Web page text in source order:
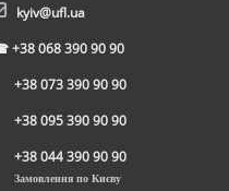
kyiv@ufl.ua
+38 068 390 90 90
+38 073 390 90 90
+38 095 390 90 90
+38 044 390 90 90
Замовлення по Києву